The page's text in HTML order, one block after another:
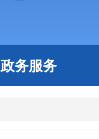
政务服务